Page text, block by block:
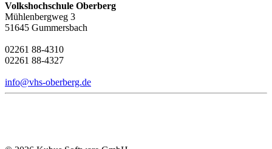
Volkshochschule Oberberg
Mühlenbergweg 3
51645 Gummersbach
02261 88-4310
02261 88-4327
info@vhs-oberberg.de